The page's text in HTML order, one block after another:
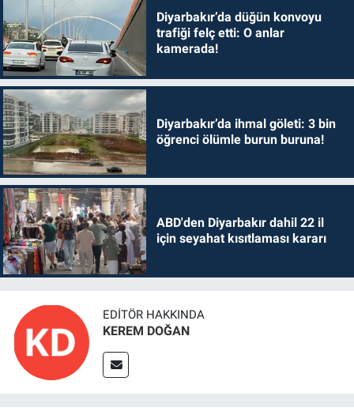
Diyarbakır’da düğün konvoyu
trafiği felç etti: O anlar
kamerada!
Diyarbakır’da ihmal göleti: 3 bin
öğrenci ölümle burun buruna!
ABD'den Diyarbakır dahil 22 il
için seyahat kısıtlaması kararı
EDITÖR HAKKINDA
KEREM DOĞAN